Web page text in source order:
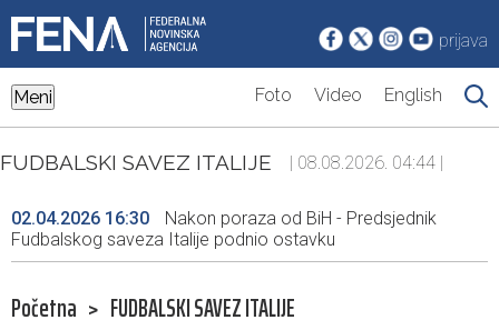
prijava
Meni Foto Video English
FUDBALSKI SAVEZ ITALIJE | 08.08.2026. 04:44 |
02.04.2026 16:30
Nakon poraza od BiH - Predsjednik
Fudbalskog saveza Italije podnio ostavku
Početna > FUDBALSKI SAVEZ ITALIJE